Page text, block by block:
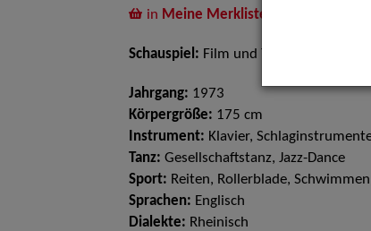
in Meine Merkliste
Schauspiel: Film und TV
Jahrgang: 1973
Körpergröße: 175 cm
Instrument: Klavier,
Tanz: Gesellschaftstanz, Jazz-Dance
Sport: Reiten, Rollerblade,
Sprachen: Englisch
Dialekte: Rheinisch